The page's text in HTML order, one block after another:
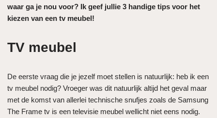
waar ga je nou voor? Ik geef jullie 3 handige tips voor het
kiezen van een tv meubel!
TV meubel
De eerste vraag die je jezelf moet stellen is natuurlijk: heb ik een
tv meubel nodig? Vroeger was dit natuurlijk altijd het geval maar
met de komst van allerlei technische snufjes zoals de Samsung
The Frame tv is een televisie meubel wellicht niet eens nodig.